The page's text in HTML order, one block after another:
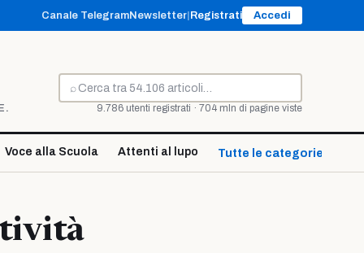
Canale TelegramNewsletter Registrati Accedi
⌕
Cerca
9.786 utenti registrati · 704 mln di pagine viste
Voce alla Scuola Attenti al lupo Tutte le categorie ↓